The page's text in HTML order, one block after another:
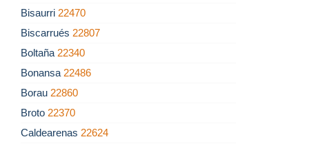
Bisaurri 22470
Biscarrués 22807
Boltaña 22340
Bonansa 22486
Borau 22860
Broto 22370
Caldearenas 22624